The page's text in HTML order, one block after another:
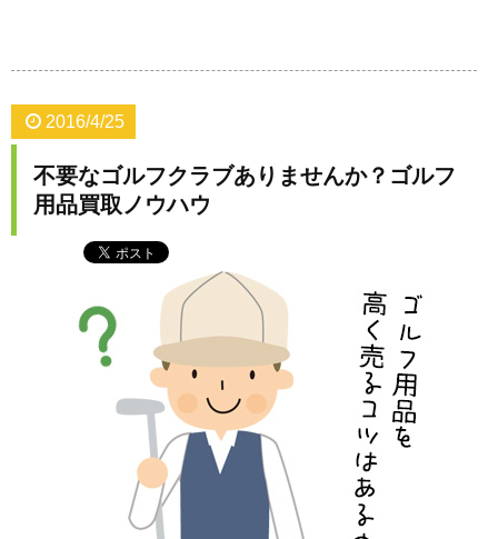
2016/4/25
不要なゴルフクラブありませんか？ゴルフ
用品買取ノウハウ